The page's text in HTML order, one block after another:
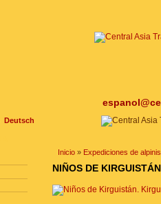
Deutsch
Inicio » Expediciones de
NIÑOS DE